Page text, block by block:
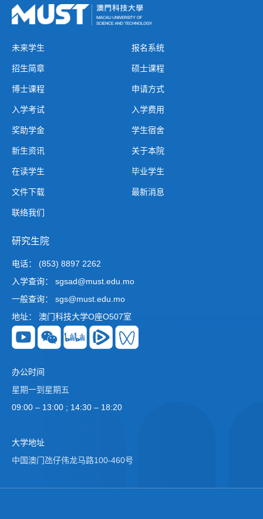
未来学生 报名系统
招生简章 硕士课程
博士课程 申请方式
入学考试 入学费用
奖助学金 学生宿舍
新生资讯 关于本院
在读学生 毕业学生
文件下载 最新消息
联络我们
研究生院
电话： (853) 8897 2262
入学查询： sgsad@must.edu.mo
一般查询： sgs@must.edu.mo
地址： 澳门科技大学O座O507室
办公时间
星期一到星期五
09:00 – 13:00 ; 14:30 – 18:20
大学地址
中国澳门氹仔伟龙马路100-460号